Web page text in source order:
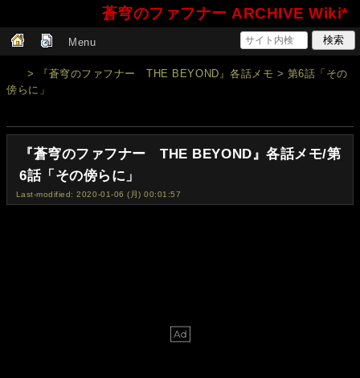
蒼穹のファフナー ARCHIVE Wiki*
Menu
> 『蒼穹のファフナー THE BEYOND』各話メモ > 第6話「その
傍らに」
『蒼穹のファフナー THE BEYOND』各話メモ/第
6話「その傍らに」
Last-modified: 2020-01-06 (月) 00:01:57